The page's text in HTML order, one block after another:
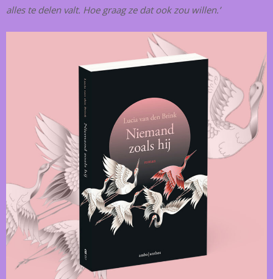
alles te delen valt. Hoe graag ze dat ook zou willen.’